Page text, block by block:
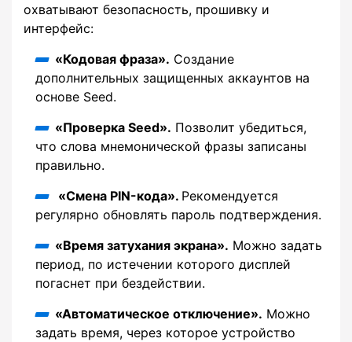
охватывают безопасность, прошивку и
интерфейс:
«Кодовая фраза». Создание
дополнительных защищенных аккаунтов на
основе Seed.
«Проверка Seed». Позволит убедиться,
что слова мнемонической фразы записаны
правильно.
«Смена PIN-кода». Рекомендуется
регулярно обновлять пароль подтверждения.
«Время затухания экрана». Можно задать
период, по истечении которого дисплей
погаснет при бездействии.
«Автоматическое отключение». Можно
задать время, через которое устройство